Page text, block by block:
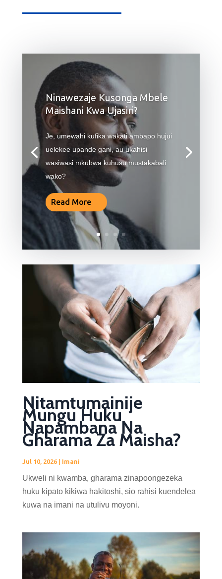
Ninawezaje Kusonga Mbele
Maishani Kwa Ujasiri?
Je, umewahi kufika wakati ambapo hujui
uelekee upande gani, au ukahisi
wasiwasi mkubwa kuhusu mustakabali
wako?
Read More
Nitamtumainije
Mungu Huku
Napambana Na
Gharama Za Maisha?
Jul 10, 2026| Imani
Ukweli ni kwamba, gharama zinapoongezeka
huku kipato kikiwa hakitoshi, sio rahisi kuendelea
kuwa na imani na utulivu moyoni.